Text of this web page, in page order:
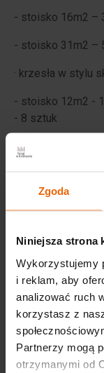
Zgoda
Niniejsza strona
Wykorzystujemy
i reklam, aby
analizować ruch
korzystasz z
Partnerzy mogą
otrzymanymi od
- stoisko 16m2 –
- stoisko 31m2 –
· krzesła w stylu
- stoisko 12m2 -
- 8 sztuk
- stoisko 31m2 –
kolor biały
· 3 hokery w
· lodówka 85
· oświetlenie
· 1 gniazdo
· kosz na śmieci